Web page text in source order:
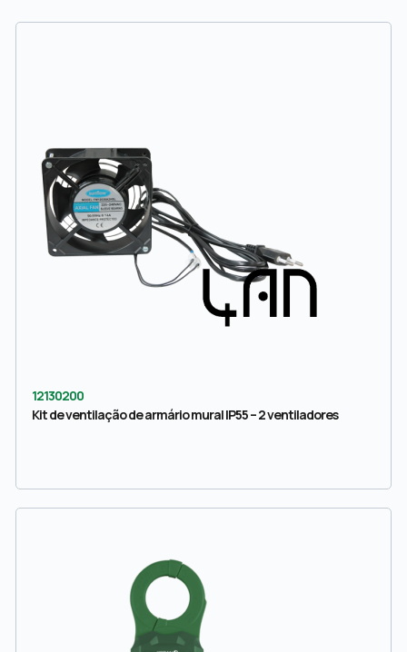
12130200
Kit de ventilação de armário mural IP55 – 2 ventiladores